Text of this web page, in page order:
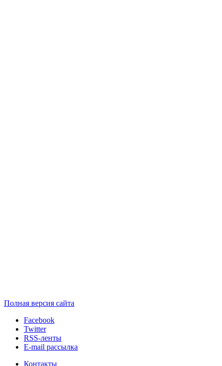
Полная версия сайта
Facebook
Twitter
RSS-ленты
E-mail рассылка
Контакты